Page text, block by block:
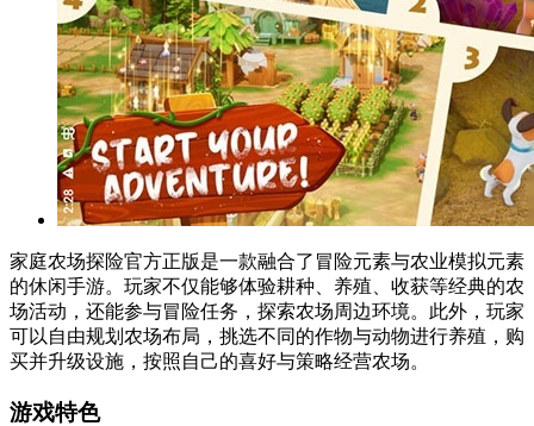
家庭农场探险官方正版是一款融合了冒险元素与农业模拟元素
的休闲手游。玩家不仅能够体验耕种、养殖、收获等经典的农
场活动，还能参与冒险任务，探索农场周边环境。此外，玩家
可以自由规划农场布局，挑选不同的作物与动物进行养殖，购
买并升级设施，按照自己的喜好与策略经营农场。
游戏特色